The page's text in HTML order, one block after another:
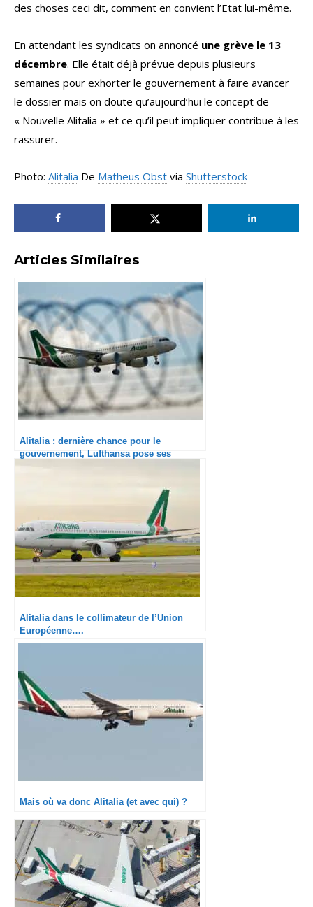
des choses ceci dit, comment en convient l’Etat lui-même.
En attendant les syndicats on annoncé une grève le 13
décembre. Elle était déjà prévue depuis plusieurs
semaines pour exhorter le gouvernement à faire avancer
le dossier mais on doute qu’aujourd’hui le concept de
« Nouvelle Alitalia » et ce qu’il peut impliquer contribue à les
rassurer.
Photo: Alitalia De Matheus Obst via Shutterstock
Articles Similaires
Alitalia : dernière chance pour le
gouvernement, Lufthansa pose ses
Alitalia dans le collimateur de l’Union
Européenne….
Mais où va donc Alitalia (et avec qui) ?